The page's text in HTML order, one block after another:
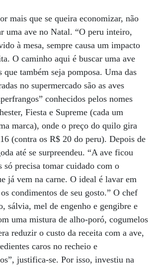
mais que se queira economizar, não
uma ave no Natal. “O peru inteiro,
à mesa, sempre causa um impacto
O caminho aqui é buscar uma ave
que também seja pomposa. Uma das
no supermercado são as aves
conhecidos pelos nomes
Fiesta e Supreme (cada um
marca), onde o preço do quilo gira
(contra os R$ 20 do peru). Depois de
até se surpreendeu. “A ave ficou
só precisa tomar cuidado com o
já vem na carne. O ideal é lavar em
condimentos de seu gosto.” O chef
sálvia, mel de engenho e gengibre e
uma mistura de alho-poró, cogumelos
reduzir o custo da receita com a ave,
caros no recheio e
justifica-se. Por isso, investiu na